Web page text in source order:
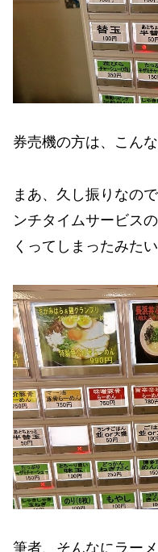
券売機の方は、こん
まあ、久し振りなの
ンチタイムサービス
くってしまったみた
筆者、そんなにラー